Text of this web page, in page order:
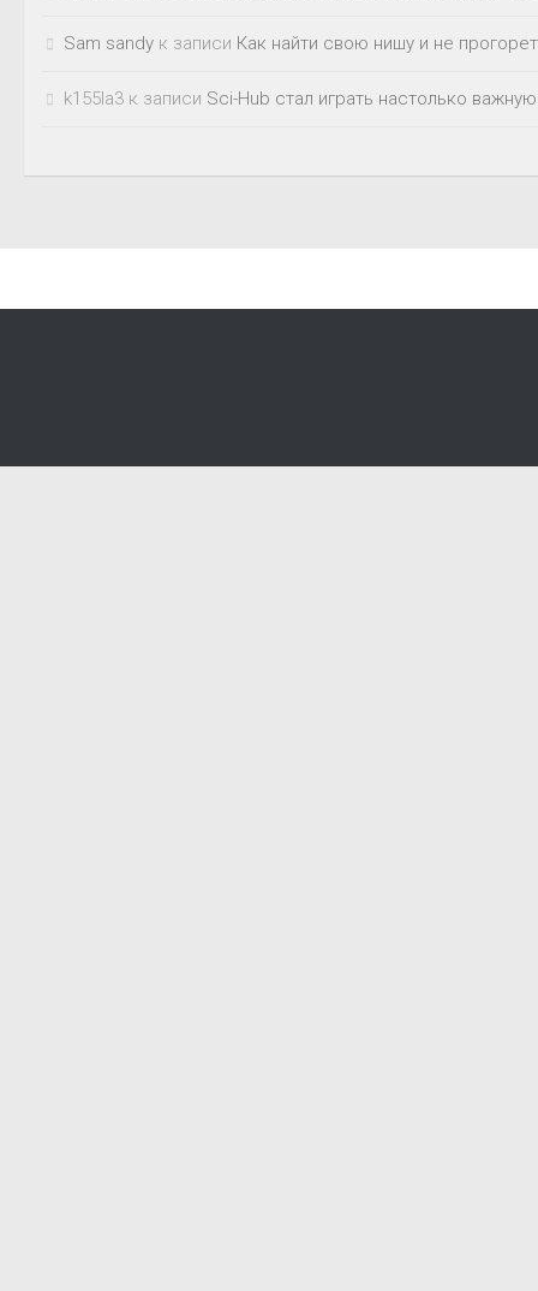
Sam sandy к записи Как найти свою нишу и не
k155la3 к записи Sci-Hub стал играть настолько